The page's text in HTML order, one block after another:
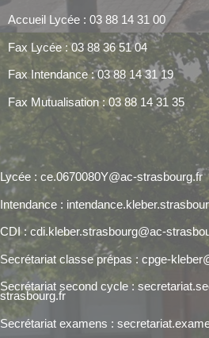
Accueil Lycée : 03 88 14 31 00
Fax Lycée : 03 88 36 51 04
Fax Intendance : 03 88 14 31 19
Fax Mutualisation : 03 88 14 31 35
Lycée : ce.0670080Y@ac-strasbourg.fr
Intendance :
CDI : cdi.kleber.strasbourg@ac-
Secrétariat classe prépas : cpge-
Secrétariat second cycle :
strasbourg.fr
Secrétariat examens :